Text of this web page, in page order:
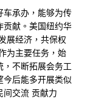
车承办，能够为传
贡献。美国纽约华
展经济，共保权
为主要任务，始
不断拓展会务工
后能多开展类似
间交流 贡献力